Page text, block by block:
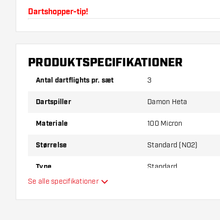
Dartshopper-tip!
Sørg for, at du har masser af flights og shafts på
beskadiget eller knækket ved brug.
for at finde ud af, hvilken der passer bedst til dig!
PRODUKTSPECIFIKATIONER
Antal dartflights pr. sæt 3
Dartspiller Damon Heta
Materiale 100 Micron
Størrelse Standard (NO2)
Type Standard
Se alle specifikationer